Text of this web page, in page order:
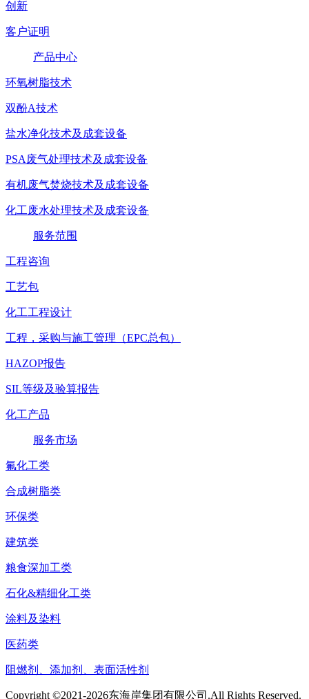
创新
客户证明
产品中心
环氧树脂技术
双酚A技术
盐水净化技术及成套设备
PSA废气处理技术及成套设备
有机废气焚烧技术及成套设备
化工废水处理技术及成套设备
服务范围
工程咨询
工艺包
化工工程设计
工程，采购与施工管理（EPC总包）
HAZOP报告
SIL等级及验算报告
化工产品
服务市场
氟化工类
合成树脂类
环保类
建筑类
粮食深加工类
石化&精细化工类
涂料及染料
医药类
阻燃剂、添加剂、表面活性剂
Copyright ©2021-2026东海岸集团有限公司.All Rights Reserved.